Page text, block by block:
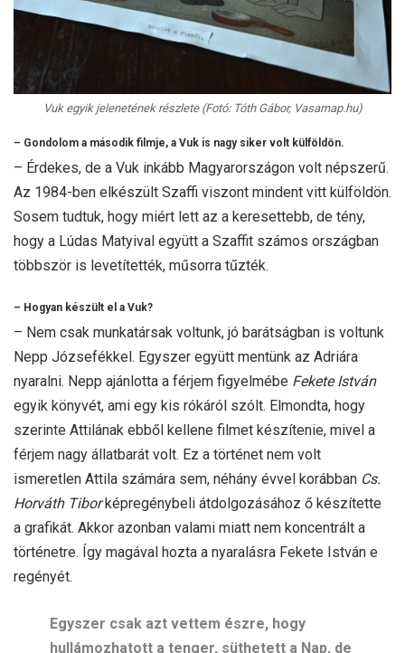
Vuk egyik jelenetének részlete (Fotó: Tóth Gábor, Vasarnap.hu)
– Gondolom a második filmje, a Vuk is nagy siker volt külföldön.
– Érdekes, de a Vuk inkább Magyarországon volt népszerű.
Az 1984-ben elkészült Szaffi viszont mindent vitt külföldön.
Sosem tudtuk, hogy miért lett az a keresettebb, de tény,
hogy a Lúdas Matyival együtt a Szaffit számos országban
többször is levetítették, műsorra tűzték.
– Hogyan készült el a Vuk?
– Nem csak munkatársak voltunk, jó barátságban is voltunk
Nepp Józsefékkel. Egyszer együtt mentünk az Adriára
nyaralni. Nepp ajánlotta a férjem figyelmébe Fekete István
egyik könyvét, ami egy kis rókáról szólt. Elmondta, hogy
szerinte Attilának ebből kellene filmet készítenie, mivel a
férjem nagy állatbarát volt. Ez a történet nem volt
ismeretlen Attila számára sem, néhány évvel korábban Cs.
Horváth Tiborképregénybeli átdolgozásához ő készítette
a grafikát. Akkor azonban valami miatt nem koncentrált a
történetre. Így magával hozta a nyaralásra Fekete István e
regényét.
Egyszer csak azt vettem észre, hogy
hullámozhatott a tenger, süthetett a Nap, de